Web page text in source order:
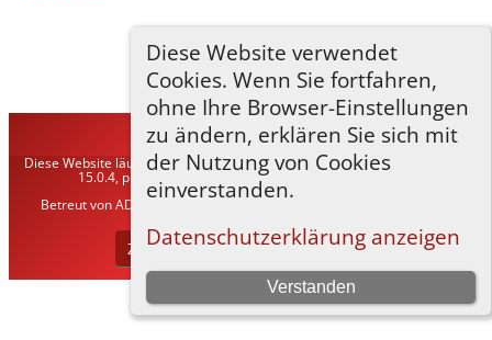
Diese Website verwendet
Cookies. Wenn Sie fortfahren,
ohne Ihre Browser-Einstellungen
zu ändern, erklären Sie sich mit
der Nutzung von Cookies
einverstanden.
Datenschutzerklärung anzeigen
Verstanden
TNG-ADLER©2026
Diese Website läuft mitThe Next Generation of Genealogy Sitebuilding
15.0.4, programmiert von Darrin Lythgoe © 2001-2026.
Betreut vonADLER Heraldisch-Genealogische Gesellschaft, Wien
Zur Desktop-Webseite wechseln